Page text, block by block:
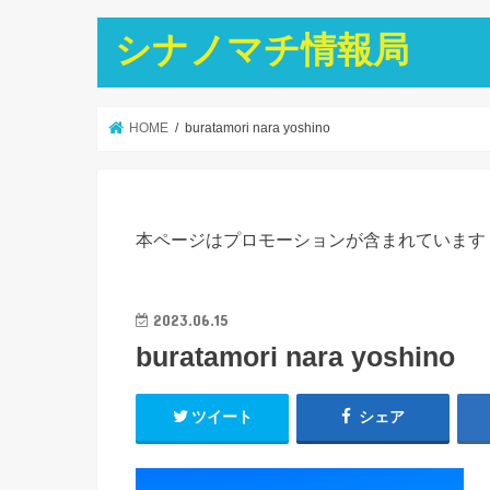
シナノマチ情報局
HOME buratamori nara yoshino
本ページはプロモーションが含まれています
2023.06.15
buratamori nara yoshino
ツイート シェア